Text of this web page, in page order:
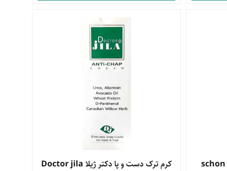
مشاهده محصول
کرم ترک دست و پا دکتر ژیلا Doctor jila